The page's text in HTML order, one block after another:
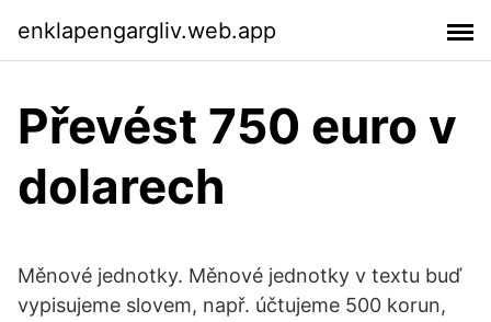
enklapengargliv.web.app
Převést 750 euro v
dolarech
Měnové jednotky. Měnové jednotky v textu buď
vypisujeme slovem, např. účtujeme 500 korun,